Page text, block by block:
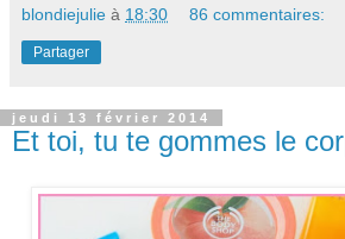
blondiejulie à 18:30 86 commentaires:
Partager
jeudi 13 février 2014
Et toi, tu te gommes le